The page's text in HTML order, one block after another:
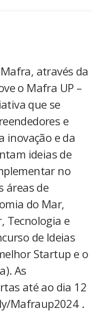
através da
o Mafra UP –
que se
e
inovação e da
ideias de
no
áreas de
do Mar,
Tecnologia e
de Ideias
Startup e o
As
até ao dia 12
Mafraup2024 .